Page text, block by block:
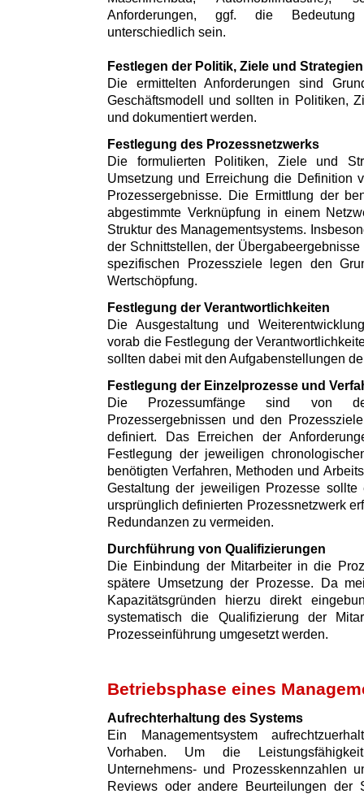
Anforderungen, ggf. die Bedeutung
unterschiedlich sein.
Festlegen der Politik, Ziele und Strategien
Die ermittelten Anforderungen sind
Geschäftsmodell und sollten in Politiken,
und dokumentiert werden.
Festlegung des Prozessnetzwerks
Die formulierten Politiken, Ziele und
Umsetzung und Erreichung die Definition
Prozessergebnisse. Die Ermittlung der
abgestimmte Verknüpfung in einem
Struktur des Managementsystems.
der Schnittstellen, der
spezifischen Prozessziele legen den
Wertschöpfung.
Festlegung der Verantwortlichkeiten
Die Ausgestaltung und
vorab die Festlegung der
sollten dabei mit den Aufgabenstellungen
Festlegung der Einzelprozesse und
Die Prozessumfänge sind von
Prozessergebnissen und den
definiert. Das Erreichen der
Festlegung der jeweiligen
benötigten Verfahren, Methoden und
Gestaltung der jeweiligen Prozesse
ursprünglich definierten Prozessnetzwerk
Redundanzen zu vermeiden.
Durchführung von Qualifizierungen
Die Einbindung der Mitarbeiter in die
spätere Umsetzung der Prozesse. Da
Kapazitätsgründen hierzu direkt
systematisch die Qualifizierung der
Prozesseinführung umgesetzt werden.
Betriebsphase eines
Aufrechterhaltung des Systems
Ein Managementsystem
Vorhaben. Um die
Unternehmens- und Prozesskennzahlen
Reviews oder andere Beurteilungen der